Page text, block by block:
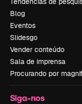
Blog
Eventos
Slidesgo
Vender conteúdo
Sala de imprensa
Procurando por
Siga-nos